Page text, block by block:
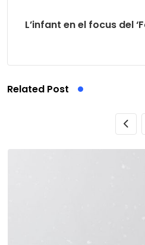
L’infant en el focus del
Related Post